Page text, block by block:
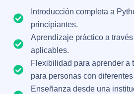
Introducción completa a
principiantes.
Aprendizaje práctico a
aplicables.
Flexibilidad para aprender a
para personas con
Enseñanza desde una